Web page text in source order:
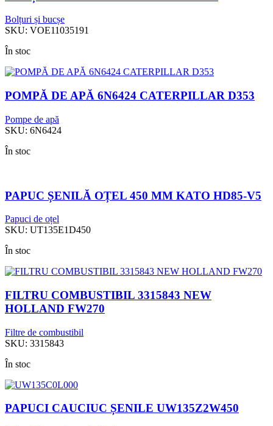
Bolțuri și bucșe
SKU: VOE11035191
În stoc
POMPĂ DE APĂ 6N6424 CATERPILLAR D353
Pompe de apă
SKU: 6N6424
În stoc
PAPUC ȘENILĂ OȚEL 450 MM KATO HD85-V5
Papuci de oțel
SKU: UT135E1D450
În stoc
FILTRU COMBUSTIBIL 3315843 NEW
HOLLAND FW270
Filtre de combustibil
SKU: 3315843
În stoc
PAPUCI CAUCIUC ȘENILE UW135Z2W450